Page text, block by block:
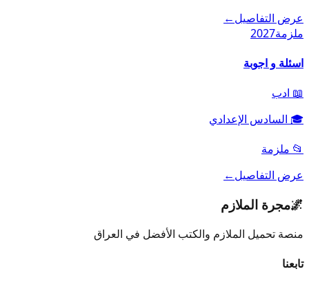
عرض التفاصيل←
ملزمة2027
اسئلة و اجوبة
📖 ادب
🎓 السادس الإعدادي
📂 ملزمة
عرض التفاصيل←
🌌مجرة الملازم
منصة تحميل الملازم والكتب الأفضل في العراق
تابعنا